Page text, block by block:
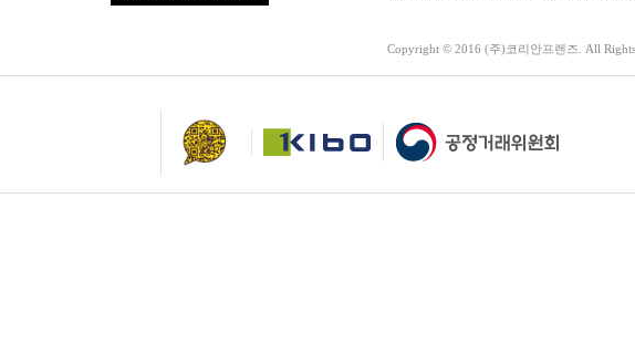
Copyright © 2016 (주)코리안프렌즈. All Rights